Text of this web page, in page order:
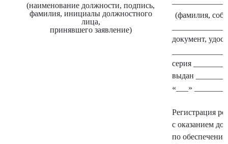
(наименование должности, подпись,
фамилия, инициалы должностного
лица,
принявшего заявление)
(фамилия,
документ,
серия
выдан
«___»
Регистрация
с оказанием
по